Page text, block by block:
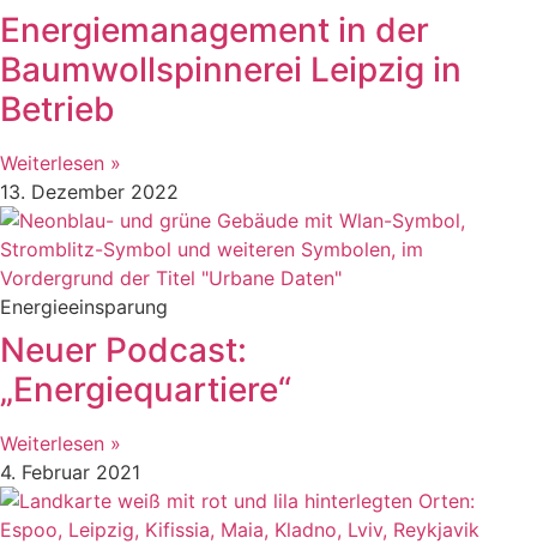
Energiemanagement in der
Baumwollspinnerei Leipzig in
Betrieb
Weiterlesen »
13. Dezember 2022
Energieeinsparung
Neuer Podcast:
„Energiequartiere“
Weiterlesen »
4. Februar 2021